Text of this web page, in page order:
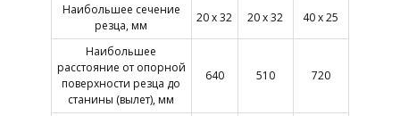
Наибольшее сечение
резца, мм
20 х 32 20 х 32 40 х 25
Наибольшее
расстояние от опорной
поверхности резца до
станины (вылет), мм
640 510 720